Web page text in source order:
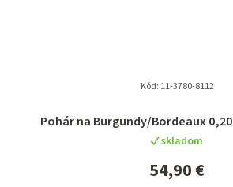
Pohár na Burgundy/Bordeaux
skladom
54,90 €
Kód: 11-3780-8112